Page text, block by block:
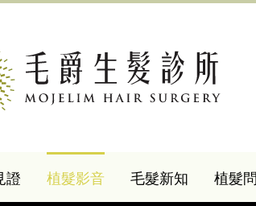
證 植髮影音 毛髮新知 植髮